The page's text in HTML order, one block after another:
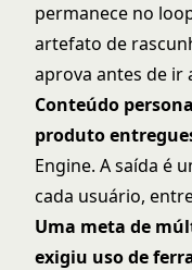
permanece no
artefato de
aprova antes de ir
Conteúdo
produto
Engine. A saída é
cada usuário,
Uma meta de
exigiu uso de